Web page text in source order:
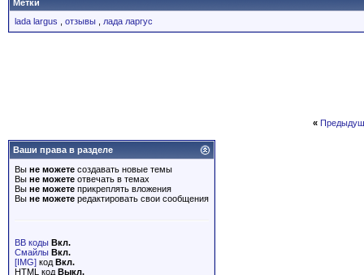
Метки
lada largus
отзывы лада ларгус
«
Ваши права в разделе
Вы не можете создавать новые темы
Вы не можете отвечать в темах
Вы не можете прикреплять вложения
Вы не можете редактировать свои сообщения
BB коды Вкл.
Смайлы Вкл.
[IMG] код Вкл.
HTML код Выкл.